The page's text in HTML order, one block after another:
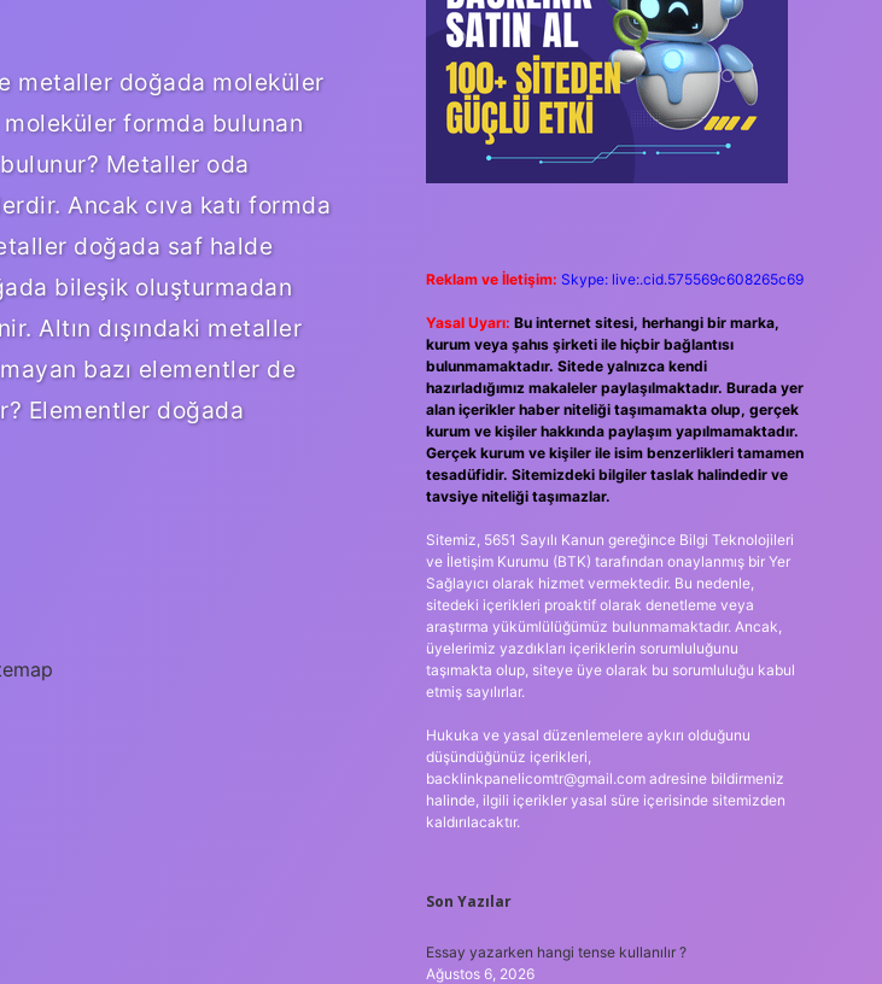
metaller doğada moleküler
formda bulunan
Metaller oda
Ancak cıva katı formda
doğada saf halde
bileşik oluşturmadan
Altın dışındaki metaller
bazı elementler de
Elementler doğada
Reklam ve İletişim: Skype: live:.cid.575569c608265c69
Yasal Uyarı: Bu internet sitesi, herhangi bir marka,
kurum veya şahıs şirketi ile hiçbir bağlantısı
bulunmamaktadır. Sitede yalnızca kendi
hazırladığımız makaleler paylaşılmaktadır. Burada yer
alan içerikler haber niteliği taşımamakta olup, gerçek
kurum ve kişiler hakkında paylaşım yapılmamaktadır.
Gerçek kurum ve kişiler ile isim benzerlikleri tamamen
tesadüfidir. Sitemizdeki bilgiler taslak halindedir ve
tavsiye niteliği taşımazlar.
Sitemiz, 5651 Sayılı Kanun gereğince Bilgi Teknolojileri
ve İletişim Kurumu (BTK) tarafından onaylanmış bir Yer
Sağlayıcı olarak hizmet vermektedir. Bu nedenle,
sitedeki içerikleri proaktif olarak denetleme veya
araştırma yükümlülüğümüz bulunmamaktadır. Ancak,
üyelerimiz yazdıkları içeriklerin sorumluluğunu
taşımakta olup, siteye üye olarak bu sorumluluğu kabul
etmiş sayılırlar.
Hukuka ve yasal düzenlemelere aykırı olduğunu
düşündüğünüz içerikleri,
backlinkpanelicomtr@gmail.comadresine bildirmeniz
halinde, ilgili içerikler yasal süre içerisinde sitemizden
kaldırılacaktır.
Son Yazılar
Essay yazarken hangi tense kullanılır ?
Ağustos 6, 2026